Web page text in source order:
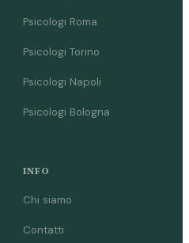
Psicologi Roma
Psicologi Torino
Psicologi Napoli
Psicologi Bologna
INFO
Chi siamo
Contatti